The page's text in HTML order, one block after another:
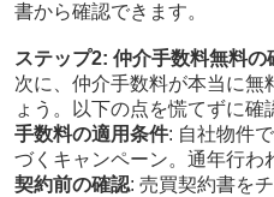
書から確認できます。
ステップ2: 仲介手数料無料の
次に、仲介手数料が本当に無
ょう。以下の点を慌てずに確
手数料の適用条件: 自社物件
づくキャンペーン。通年行わ
契約前の確認: 売買契約書を